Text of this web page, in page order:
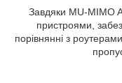
Завдяки MU-MIMO
пристроями,
порівнянні з